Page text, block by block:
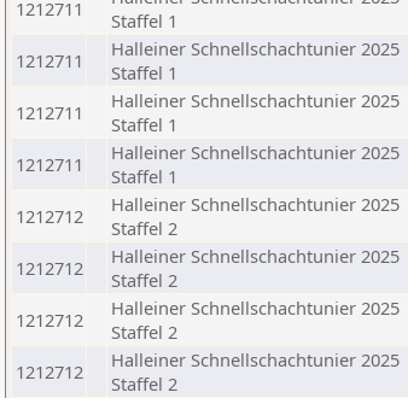
1212711
Staffel 1
1212711
Halleiner Schnellschachtunier 2025
Staffel 1
1212711
Halleiner Schnellschachtunier 2025
Staffel 1
1212711
Halleiner Schnellschachtunier 2025
Staffel 1
1212712
Halleiner Schnellschachtunier 2025
Staffel 2
1212712
Halleiner Schnellschachtunier 2025
Staffel 2
1212712
Halleiner Schnellschachtunier 2025
Staffel 2
1212712
Halleiner Schnellschachtunier 2025
Staffel 2